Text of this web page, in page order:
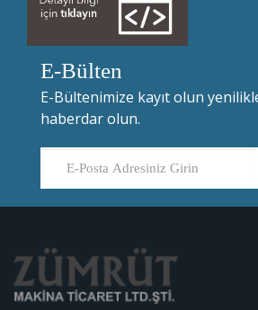
E-Bülten
E-Bültenimize kayıt olun
haberdar olun.